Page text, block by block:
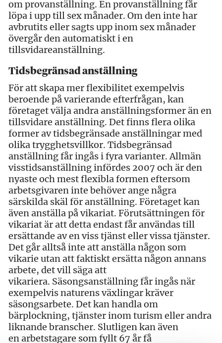
om provanställning. En provanställning får
löpa i upp till sex månader. Om den inte har
avbrutits eller sagts upp inom sex månader
övergår den automatiskt i en
tillsvidareanställning.
Tidsbegränsad anställning
För att skapa mer flexibilitet exempelvis
beroende på varierande efterfrågan, kan
företaget välja andra anställningsformer än en
tillsvidare anställning. Det finns flera olika
former av tidsbegränsade anställningar med
olika trygghetsvillkor. Tidsbegränsad
anställning får ingås i fyra varianter. Allmän
visstidsanställning infördes 2007 och är den
nyaste och mest flexibla formen eftersom
arbetsgivaren inte behöver ange några
särskilda skäl för anställning. Företaget kan
även anställa på vikariat. Förutsättningen för
vikariat är att detta endast får användas till
ersättande av en viss tjänst eller vissa tjänster.
Det går alltså inte att anställa någon som
vikarie utan att faktiskt ersätta någon annans
arbete, det vill säga att
vikariera. Säsongsanställning får ingås när
exempelvis naturens växlingar kräver
säsongsarbete. Det kan handla om
bärplockning, tjänster inom turism eller andra
liknande branscher. Slutligen kan även
en arbetstagare som fyllt 67 år få